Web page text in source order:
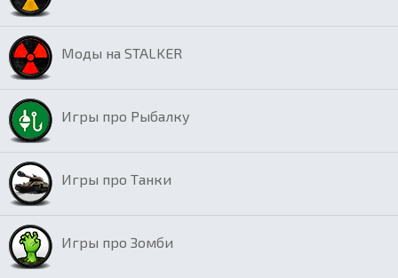
Моды на STALKER
Игры про Рыбалку
Игры про Танки
Игры про Зомби